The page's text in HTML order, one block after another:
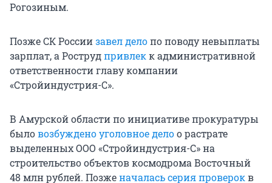
Рогозиным.
Позже СК Россиизавел делопо поводу невыплаты
зарплат, а Рострудпривлекк административной
ответственности главу компании
«Стройиндустрия-С».
В Амурской области по инициативе прокуратуры
быловозбуждено уголовное делоо растрате
выделенных ООО «Стройиндустрия-С» на
строительство объектов космодрома Восточный
48 млн рублей. Позженачалась серия проверокв